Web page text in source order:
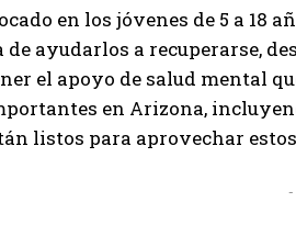
en los jóvenes de 5 a 18
ayudarlos a recuperarse,
el apoyo de salud mental
en Arizona,
listos para aprovechar
-